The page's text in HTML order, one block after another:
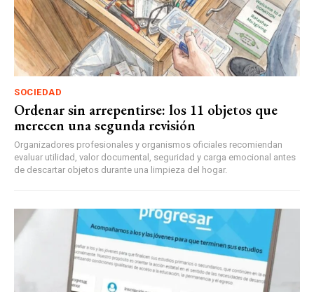
SOCIEDAD
Ordenar sin arrepentirse: los 11 objetos que
merecen una segunda revisión
Organizadores profesionales y organismos oficiales recomiendan
evaluar utilidad, valor documental, seguridad y carga emocional antes
de descartar objetos durante una limpieza del hogar.